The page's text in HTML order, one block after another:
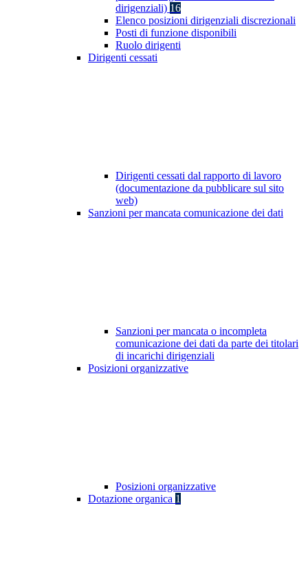
dirigenziali) 16
Elenco posizioni dirigenziali discrezionali
Posti di funzione disponibili
Ruolo dirigenti
Dirigenti cessati
Dirigenti cessati dal rapporto di lavoro
(documentazione da pubblicare sul sito
web)
Sanzioni per mancata comunicazione dei dati
Sanzioni per mancata o incompleta
comunicazione dei dati da parte dei titolari
di incarichi dirigenziali
Posizioni organizzative
Posizioni organizzative
Dotazione organica 1